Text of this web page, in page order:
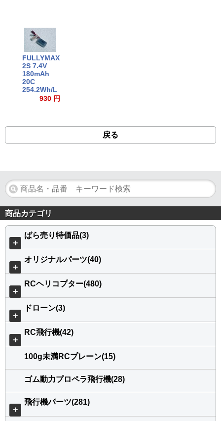
FULLYMAX
2S 7.4V
180mAh
20C
254.2Wh/L
930 円
戻る
商品カテゴリ
＋
ばら売り特価品(3)
＋
オリジナルパーツ(40)
＋
RCヘリコプター(480)
＋
ドローン(3)
＋
RC飛行機(42)
100g未満RCプレーン(15)
ゴム動力プロペラ飛行機(28)
＋
飛行機パーツ(281)